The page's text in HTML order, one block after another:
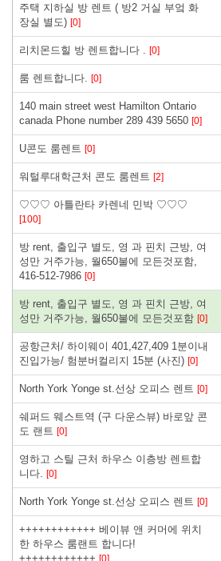
주택 지하실 방 렌트 ( 방2 거실 부엌 화
장실 별도) [0]
리치몬드힐 방 렌트합니다 . [0]
룸 렌트합니다. [0]
140 main street west Hamilton Ontario
canada Phone number 289 439 5650 [0]
U콘도 룸렌트 [0]
워털루대학근처 콘도 룸렌트 [2]
♡♡♡ 아틀란타 카렌네 민박 ♡♡♡
[100]
방 rent, 출입구 별도, 영 과 핀치 근방, 여
성만 거주가능, 월650불에 모든것포함,
416-512-7986 [0]
방 rent, 출입구 별도, 영 과 핀치 근방, 여
성만 거주가능, 월650불에 모든것포함 [0]
공항근처/ 하이웨이 401,427,409 1분이내
진입가능/ 험분버컬리지 15분 (사진) [0]
North York Yonge st.선상 오피스 렌트 [0]
쉐퍼드 웨스트역 (구 다운스뷰) 바로앞 콘
도 랜트 [0]
영하고 스틸 근처 하우스 이층방 렌트합
니다. [0]
North York Yonge st.선상 오피스 렌트 [0]
++++++++++++ 베이뷰 앤 커머에 위치
한 하우스 룸랜트 합니다!
++++++++++++ [0]